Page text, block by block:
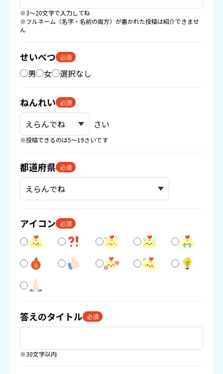
※3〜20文字で入力してね
※フルネーム（名字・名前の両方）が書かれた投稿は紹介できませ
ん
せいべつ 必須
男 女 選択なし
ねんれい 必須
さい
※投稿できるのは5〜19さいです
都道府県 必須
アイコン 必須
答えのタイトル 必須
※30文字以内